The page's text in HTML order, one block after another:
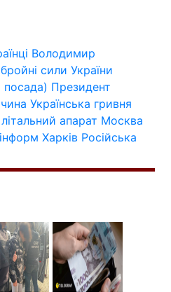
Володимир
сили України
Президент
Українська гривня
апарат Москва
Харків Російська